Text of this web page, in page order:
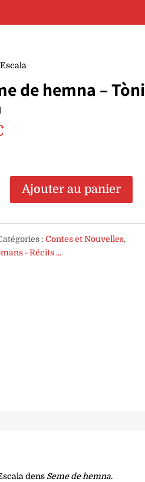
de hemna – Tòni
Ajouter au panier
: Contes et Nouvelles,
- Récits ...
dens Seme de hemna.